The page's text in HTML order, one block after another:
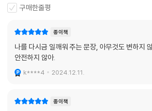
구매한줄평
종이책
나를 다시금 일깨워 주는 문장, 아무것도 변하지
안전하지 않아.
k****4 2024.12.11.
종이책